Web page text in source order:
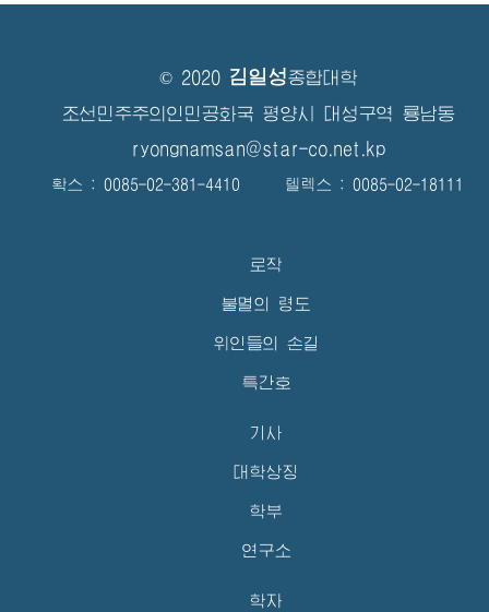
© 2020 김일성종합대학
조선민주주의인민공화국 평양시 대성구역 룡남동
ryongnamsan@star-co.net.kp
확스 : 0085-02-381-4410 텔렉스 : 0085-02-18111
로작
불멸의 령도
위인들의 손길
특간호
기사
대학상징
학부
연구소
학자